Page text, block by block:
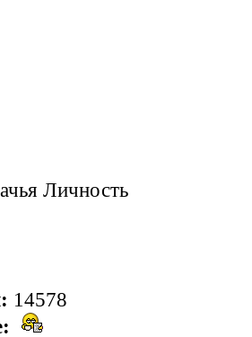
Личность
14578